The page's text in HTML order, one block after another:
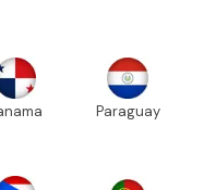
Paraguay